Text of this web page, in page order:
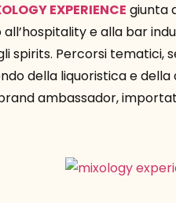
EXPERIENCE giunta
e alla bar
spirits. Percorsi
della liquoristica e
ambassador,